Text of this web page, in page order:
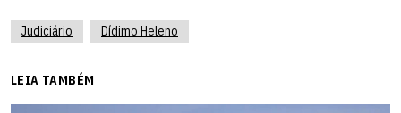
Judiciário Dídimo Heleno
LEIA TAMBÉM